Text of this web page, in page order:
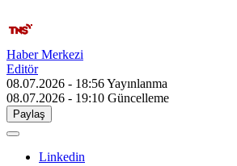
Haber Merkezi
Editör
08.07.2026 - 18:56Yayınlanma
08.07.2026 - 19:10 Güncelleme
Paylaş
Linkedin